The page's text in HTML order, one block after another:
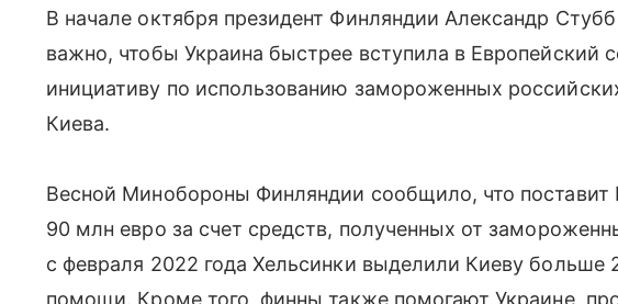
В начале октября президент Финляндии Александр Стубб
важно, чтобы Украина быстрее вступила в Европейский
инициативу по использованию замороженных
Киева.
Весной Минобороны Финляндии сообщило, что
90 млн евро за счет средств, полученных от
с февраля 2022 года Хельсинки выделили Киеву больше
помощи. Кроме того, финны также помогают Украине,